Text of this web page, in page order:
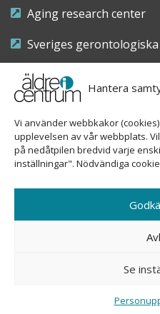
Hantera
Vi använder webbkakor
upplevelsen av vår webbplats.
på nedåtpilen bredvid varje
inställningar". Nödvändiga
Se
Aging research center
Sveriges
Riksföreningen för
demensvård
Nationellt
Sveavägen
08-
Ansvarig utgivare: